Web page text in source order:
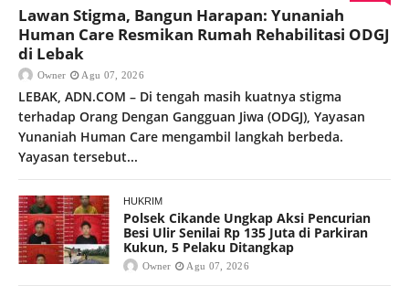
Lawan Stigma, Bangun Harapan: Yunaniah
Human Care Resmikan Rumah Rehabilitasi ODGJ
di Lebak
Owner Agu 07, 2026
LEBAK, ADN.COM – Di tengah masih kuatnya stigma
terhadap Orang Dengan Gangguan Jiwa (ODGJ), Yayasan
Yunaniah Human Care mengambil langkah berbeda.
Yayasan tersebut...
HUKRIM
Polsek Cikande Ungkap Aksi Pencurian
Besi Ulir Senilai Rp 135 Juta di Parkiran
Kukun, 5 Pelaku Ditangkap
Owner Agu 07, 2026